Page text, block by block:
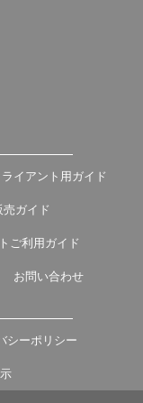
ライアント用ガイド
売ガイド
ご利用ガイド
お問い合わせ
シーポリシー